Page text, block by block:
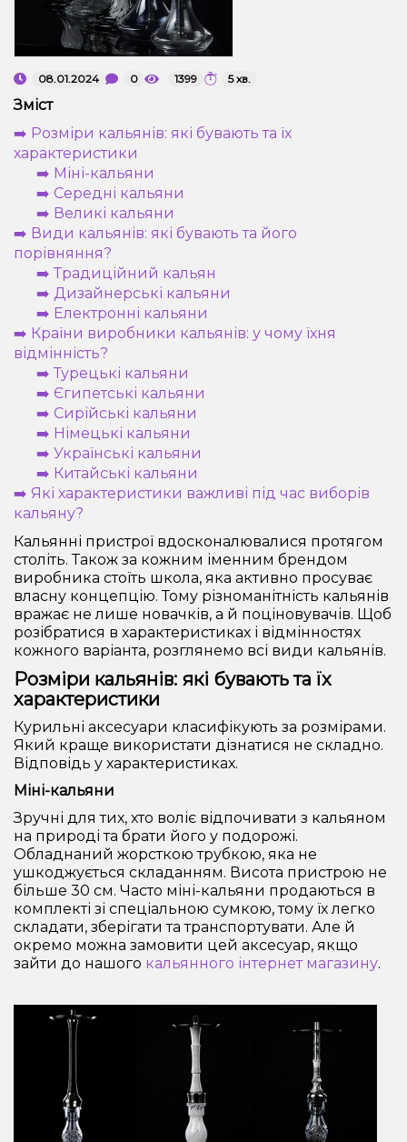
Рідини для електронних сигарет
Уцінка
08.01.2024 0 1399 5 хв.
Зміст
➡️ Розміри кальянів: які бувають та їх
характеристики
➡️ Міні-кальяни
➡️ Середні кальяни
➡️ Великі кальяни
➡️ Види кальянів: які бувають та його
порівняння?
➡️ Традиційний кальян
➡️ Дизайнерські кальяни
➡️ Електронні кальяни
➡️ Країни виробники кальянів: у чому їхня
відмінність?
➡️ Турецькі кальяни
➡️ Єгипетські кальяни
➡️ Сирійські кальяни
➡️ Німецькі кальяни
➡️ Українські кальяни
➡️ Китайські кальяни
➡️ Які характеристики важливі під час виборів
кальяну?
Кальянні пристрої вдосконалювалися протягом
століть. Також за кожним іменним брендом
виробника стоїть школа, яка активно просуває
власну концепцію. Тому різноманітність кальянів
вражає не лише новачків, а й поціновувачів. Щоб
розібратися в характеристиках і відмінностях
кожного варіанта, розглянемо всі види кальянів.
Розміри кальянів: які бувають та їх
характеристики
Курильні аксесуари класифікують за розмірами.
Який краще використати дізнатися не складно.
Відповідь у характеристиках.
Міні-кальяни
Зручні для тих, хто воліє відпочивати з кальяном
на природі та брати його у подорожі.
Обладнаний жорсткою трубкою, яка не
ушкоджується складанням. Висота пристрою не
більше 30 см. Часто міні-кальяни продаються в
комплекті зі спеціальною сумкою, тому їх легко
складати, зберігати та транспортувати. Але й
окремо можна замовити цей аксесуар, якщо
зайти до нашого кальянного інтернет магазину.